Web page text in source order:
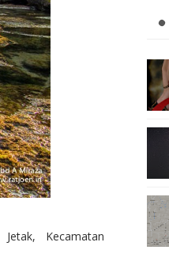
Kecamatan